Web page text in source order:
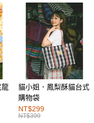
含以上)免運費
龍
貓小姐．鳳梨酥貓台式
購物袋
NT$299
NT$399